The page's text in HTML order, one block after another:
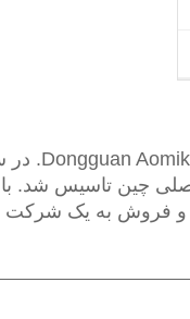
چین تاسیس شد. با
و فروش به یک